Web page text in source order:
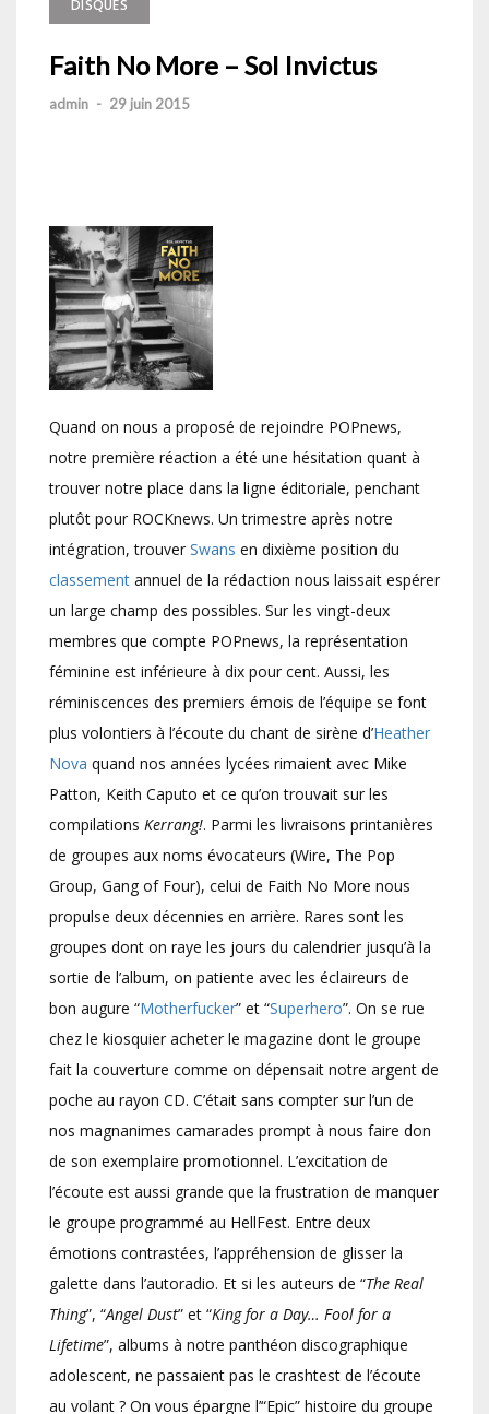
DISQUES
Faith No More – Sol Invictus
admin - 29 juin 2015
Quand on nous a proposé de rejoindre POPnews,
notre première réaction a été une hésitation quant à
trouver notre place dans la ligne éditoriale, penchant
plutôt pour ROCKnews. Un trimestre après notre
intégration, trouver Swans en dixième position du
classement annuel de la rédaction nous laissait espérer
un large champ des possibles. Sur les vingt-deux
membres que compte POPnews, la représentation
féminine est inférieure à dix pour cent. Aussi, les
réminiscences des premiers émois de l’équipe se font
plus volontiers à l’écoute du chant de sirène d’Heather
Nova quand nos années lycées rimaient avec Mike
Patton, Keith Caputo et ce qu’on trouvait sur les
compilations Kerrang!. Parmi les livraisons printanières
de groupes aux noms évocateurs (Wire, The Pop
Group, Gang of Four), celui de Faith No More nous
propulse deux décennies en arrière. Rares sont les
groupes dont on raye les jours du calendrier jusqu’à la
sortie de l’album, on patiente avec les éclaireurs de
bon augure “Motherfucker” et “Superhero”. On se rue
chez le kiosquier acheter le magazine dont le groupe
fait la couverture comme on dépensait notre argent de
poche au rayon CD. C’était sans compter sur l’un de
nos magnanimes camarades prompt à nous faire don
de son exemplaire promotionnel. L’excitation de
l’écoute est aussi grande que la frustration de manquer
le groupe programmé au HellFest. Entre deux
émotions contrastées, l’appréhension de glisser la
galette dans l’autoradio. Et si les auteurs de “The Real
Thing”, “Angel Dust” et “King for a Day… Fool for a
Lifetime”, albums à notre panthéon discographique
adolescent, ne passaient pas le crashtest de l’écoute
au volant ? On vous épargne l’“Epic” histoire du groupe